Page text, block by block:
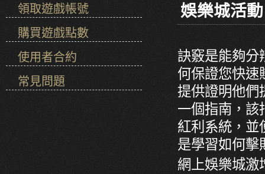
領取遊戲帳號
購買遊戲點數
使用者合約
常見問題
娛樂城活
訣竅是能夠分
何保證您快速
提供證明他們
一個指南，該
紅利系統，並
是學習如何擊
網上娛樂城激